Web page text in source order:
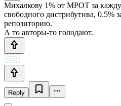
Михалкову 1% от МРОТ за
свободного дистрибутива, 0.5%
репозиторию.
А то авторы-то голодают.
Reply